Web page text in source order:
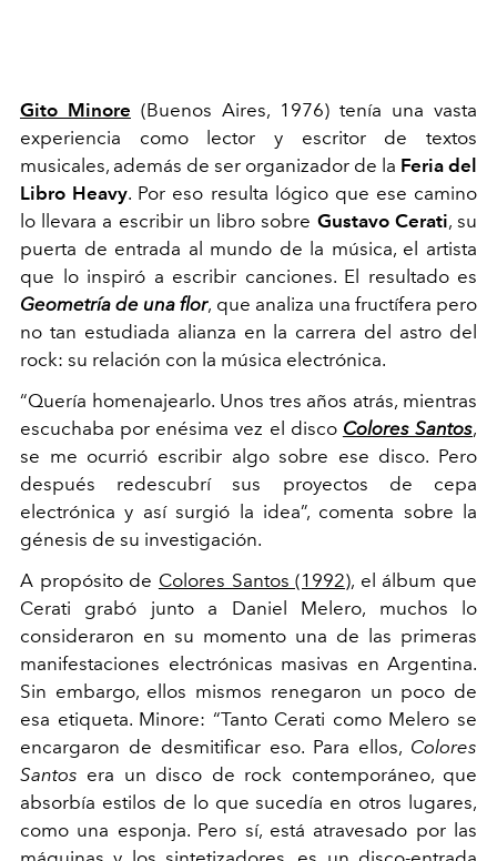
Gito Minore (Buenos Aires, 1976) tenía una vasta
experiencia como lector y escritor de textos
musicales, además de ser organizador de la Feria del
Libro Heavy. Por eso resulta lógico que ese camino
lo llevara a escribir un libro sobre Gustavo Cerati, su
puerta de entrada al mundo de la música, el artista
que lo inspiró a escribir canciones. El resultado es
Geometría de una flor, que analiza una fructífera pero
no tan estudiada alianza en la carrera del astro del
rock: su relación con la música electrónica.
“Quería homenajearlo. Unos tres años atrás, mientras
escuchaba por enésima vez el disco Colores Santos,
se me ocurrió escribir algo sobre ese disco. Pero
después redescubrí sus proyectos de cepa
electrónica y así surgió la idea”, comenta sobre la
génesis de su investigación.
A propósito de Colores Santos (1992), el álbum que
Cerati grabó junto a Daniel Melero, muchos lo
consideraron en su momento una de las primeras
manifestaciones electrónicas masivas en Argentina.
Sin embargo, ellos mismos renegaron un poco de
esa etiqueta. Minore: “Tanto Cerati como Melero se
encargaron de desmitificar eso. Para ellos, Colores
Santos era un disco de rock contemporáneo, que
absorbía estilos de lo que sucedía en otros lugares,
como una esponja. Pero sí, está atravesado por las